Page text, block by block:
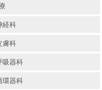
経科
膚科
吸器科
環器科